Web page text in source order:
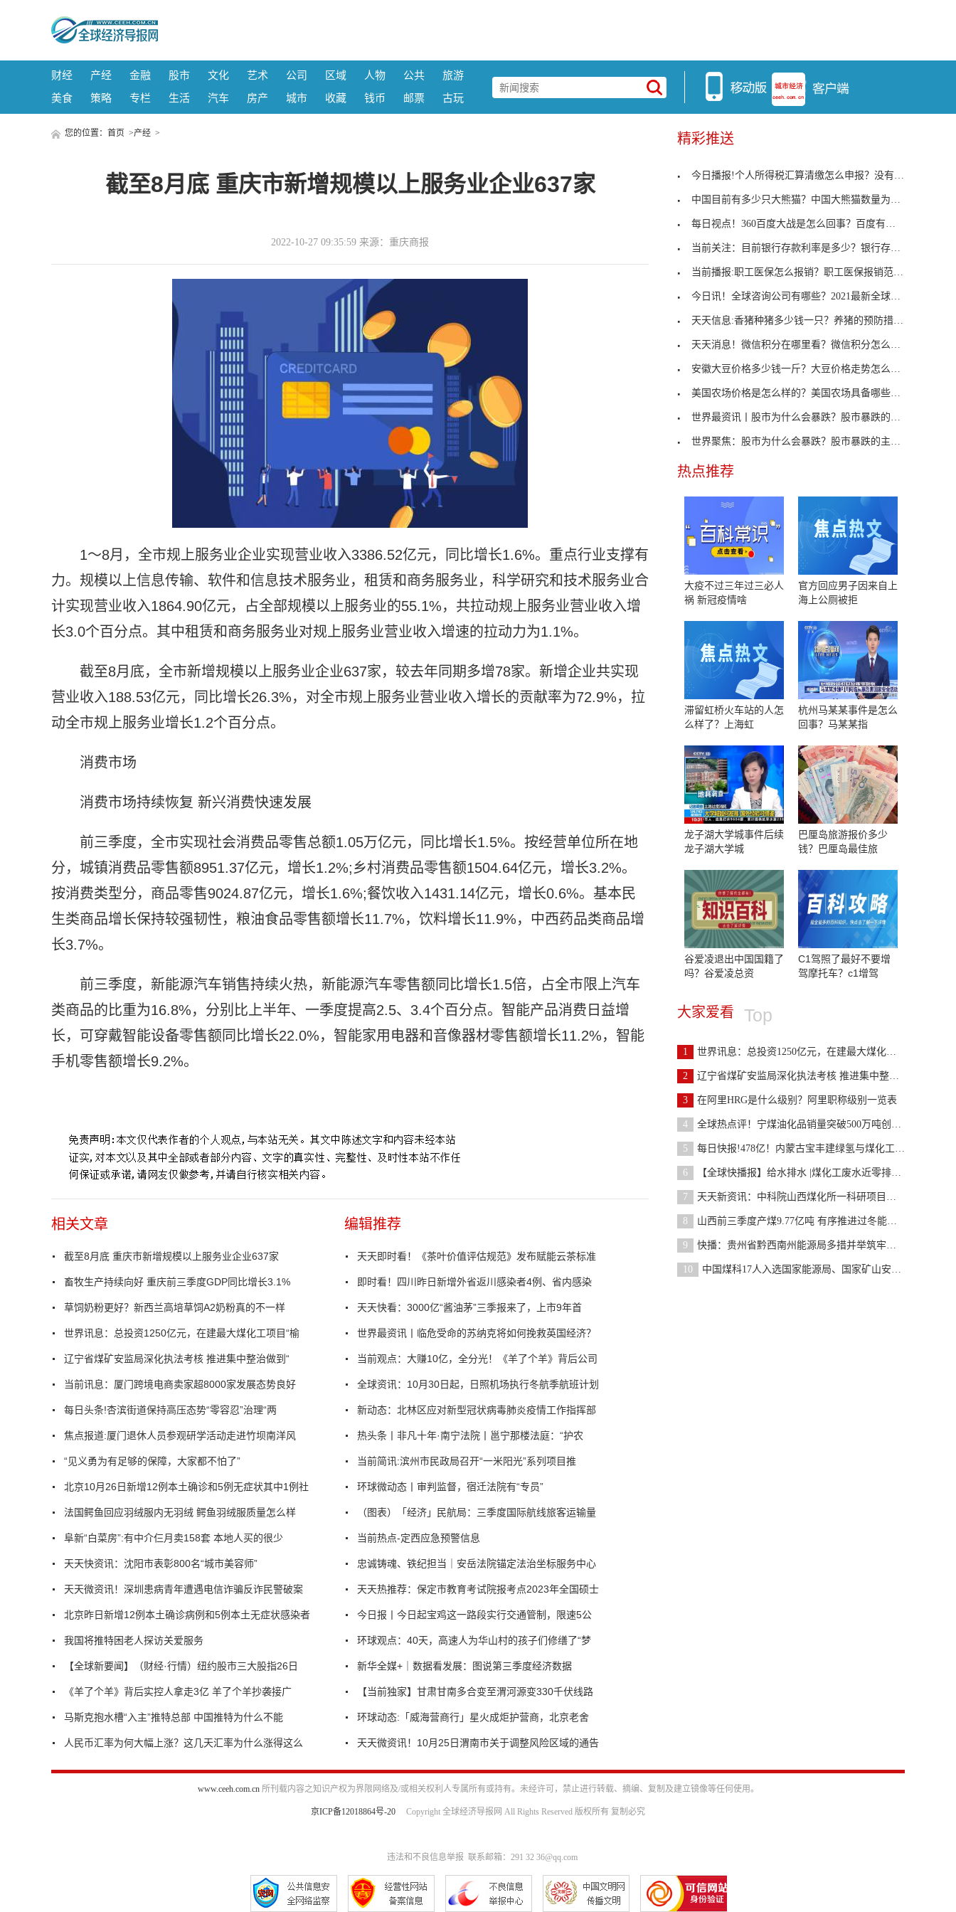
财经 产经 金融 股市 文化 艺术 公司 区域 人物 公共
旅游
美食
策略 专栏 生活 汽车 房产 城市 收藏 钱币 邮票 古玩
您的位置： 首页 >产经 >
截至8月底 重庆市新增规模以上服务业企业637家
2022-10-27 09:35:59 来源：重庆商报
1～8月，全市规上服务业企业实现营业收入3386.52亿元，同比增长1.6%。重点行业支撑有
力。规模以上信息传输、软件和信息技术服务业，租赁和商务服务业，科学研究和技术服务业合
计实现营业收入1864.90亿元，占全部规模以上服务业的55.1%，共拉动规上服务业营业收入增
长3.0个百分点。其中租赁和商务服务业对规上服务业营业收入增速的拉动力为1.1%。
截至8月底，全市新增规模以上服务业企业637家，较去年同期多增78家。新增企业共实现
营业收入188.53亿元，同比增长26.3%，对全市规上服务业营业收入增长的贡献率为72.9%，拉
动全市规上服务业增长1.2个百分点。
消费市场
消费市场持续恢复 新兴消费快速发展
前三季度，全市实现社会消费品零售总额1.05万亿元，同比增长1.5%。按经营单位所在地
分，城镇消费品零售额8951.37亿元，增长1.2%;乡村消费品零售额1504.64亿元，增长3.2%。
按消费类型分，商品零售9024.87亿元，增长1.6%;餐饮收入1431.14亿元，增长0.6%。基本民
生类商品增长保持较强韧性，粮油食品零售额增长11.7%，饮料增长11.9%，中西药品类商品增
长3.7%。
前三季度，新能源汽车销售持续火热，新能源汽车零售额同比增长1.5倍，占全市限上汽车
类商品的比重为16.8%，分别比上半年、一季度提高2.5、3.4个百分点。智能产品消费日益增
长，可穿戴智能设备零售额同比增长22.0%，智能家用电器和音像器材零售额增长11.2%，智能
手机零售额增长9.2%。
相关文章
截至8月底 重庆市新增规模以上服务业企业637家
畜牧生产持续向好 重庆前三季度GDP同比增长3.1%
草饲奶粉更好？新西兰高培草饲A2奶粉真的不一样
世界讯息：总投资1250亿元，在建最大煤化工项目“榆
辽宁省煤矿安监局深化执法考核 推进集中整治做到“
当前讯息：厦门跨境电商卖家超8000家发展态势良好
每日头条!杏滨街道保持高压态势“零容忍”治理“两
焦点报道:厦门退休人员参观研学活动走进竹坝南洋风
“见义勇为有足够的保障，大家都不怕了”
北京10月26日新增12例本土确诊和5例无症状其中1例社
法国鳄鱼回应羽绒服内无羽绒 鳄鱼羽绒服质量怎么样
阜新“白菜房”:有中介仨月卖158套 本地人买的很少
天天快资讯：沈阳市表彰800名“城市美容师”
天天微资讯！深圳患病青年遭遇电信诈骗反诈民警破案
北京昨日新增12例本土确诊病例和5例本土无症状感染者
我国将推特困老人探访关爱服务
【全球新要闻】（财经·行情）纽约股市三大股指26日
《羊了个羊》背后实控人拿走3亿 羊了个羊抄袭接广
马斯克抱水槽“入主”推特总部 中国推特为什么不能
人民币汇率为何大幅上涨？这几天汇率为什么涨得这么
编辑推荐
天天即时看！《茶叶价值评估规范》发布赋能云茶标准
即时看！四川昨日新增外省返川感染者4例、省内感染
天天快看：3000亿“酱油茅”三季报来了，上市9年首
世界最资讯丨临危受命的苏纳克将如何挽救英国经济？
当前观点：大赚10亿，全分光！《羊了个羊》背后公司
全球资讯：10月30日起，日照机场执行冬航季航班计划
新动态：北林区应对新型冠状病毒肺炎疫情工作指挥部
热头条丨非凡十年·南宁法院丨邕宁那楼法庭：“护农
当前简讯:滨州市民政局召开“一米阳光”系列项目推
环球微动态丨审判监督，宿迁法院有“专员”
（图表）「经济」民航局：三季度国际航线旅客运输量
当前热点-定西应急预警信息
忠诚铸魂、铁纪担当｜安岳法院锚定法治坐标服务中心
天天热推荐：保定市教育考试院报考点2023年全国硕士
今日报丨今日起宝鸡这一路段实行交通管制，限速5公
环球观点：40天，高速人为华山村的孩子们修缮了“梦
新华全媒+｜数据看发展：图说第三季度经济数据
【当前独家】甘肃甘南多合变至渭河源变330千伏线路
环球动态:「威海营商行」星火成炬护营商，北京老舍
天天微资讯！10月25日渭南市关于调整风险区域的通告
精彩推送
今日播报!个人所得税汇算清缴怎么申报？没有按时进
中国目前有多少只大熊猫？中国大熊猫数量为什么稀少
每日视点！360百度大战是怎么回事？百度有哪些选择？
当前关注：目前银行存款利率是多少？银行存款怎么存
当前播报:职工医保怎么报销？职工医保报销范围是什
今日讯！全球咨询公司有哪些？2021最新全球十大咨询
天天信息:香猪种猪多少钱一只？养猪的预防措施有哪
天天消息！微信积分在哪里看？微信积分怎么兑换？
安徽大豆价格多少钱一斤？大豆价格走势怎么样？
美国农场价格是怎么样的？美国农场具备哪些条件？
世界最资讯丨股市为什么会暴跌？股市暴跌的主要原因
世界聚焦：股市为什么会暴跌？股市暴跌的主要原因有
热点推荐
大疫不过三年过三必人
祸 新冠疫情啥
官方回应男子因来自上
海上公厕被拒
滞留虹桥火车站的人怎
么样了？上海虹
杭州马某某事件是怎么
回事？马某某指
龙子湖大学城事件后续
龙子湖大学城
巴厘岛旅游报价多少
钱？巴厘岛最佳旅
谷爱凌退出中国国籍了
吗？谷爱凌总资
C1驾照了最好不要增
驾摩托车？c1增驾
大家爱看 Top
1 世界讯息：总投资1250亿元，在建最大煤化工项目“榆
2 辽宁省煤矿安监局深化执法考核 推进集中整治做到“
3 在阿里HRG是什么级别？阿里职称级别一览表
4 全球热点评！宁煤油化品销量突破500万吨创历史新高
5 每日快报!478亿！内蒙古宝丰建绿氢与煤化工耦合项目
6 【全球快播报】给水排水 |煤化工废水近零排放分盐
7 天天新资讯：中科院山西煤化所一科研项目有进展
8 山西前三季度产煤9.77亿吨 有序推进过冬能源保供
9 快播：贵州省黔西南州能源局多措并举筑牢煤矿安全生
10 中国煤科17人入选国家能源局、国家矿山安全监察局煤
www.ceeh.com.cn所刊载内容之知识产权为界限网络及/或相关权利人专属所有或持有。未经许可，禁止进行转载、摘编、复制及建立镜像等任何使用。
京ICP备12018864号-20 Copyright 全球经济导报网 All Rights Reserved 版权所有 复制必究
违法和不良信息举报 联系邮箱：291 32 36@qq.com